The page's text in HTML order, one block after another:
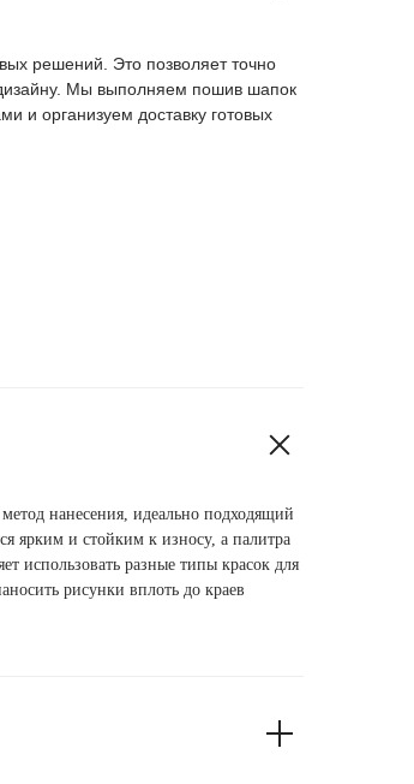
решений. Это позволяет точно
Мы выполняем пошив шапок
и организуем доставку готовых
нанесения, идеально подходящий
ярким и стойким к износу, а палитра
использовать разные типы красок для
рисунки вплоть до краев